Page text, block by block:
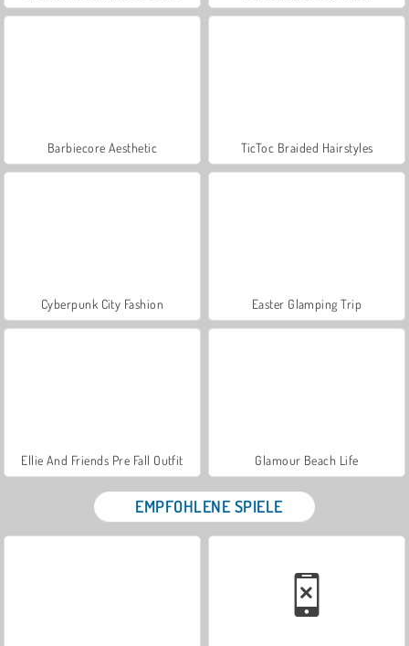
Barbiecore Aesthetic TicToc Braided Hairstyles
Cyberpunk City Fashion Easter Glamping Trip
Ellie And Friends Pre Fall Outfit Glamour Beach Life
EMPFOHLENE SPIELE